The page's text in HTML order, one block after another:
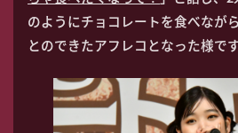
のようにチョコレートを食べなが
とのできたアフレコとなった様です